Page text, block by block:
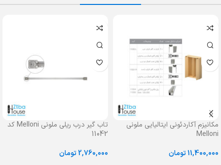
مکانیزم آکاردئونی ایتالیایی ملونی
Melloni
11,400,000تومان
تاب گیر درب ریلی ملونی Melloni کد
11042
2,760,000تومان